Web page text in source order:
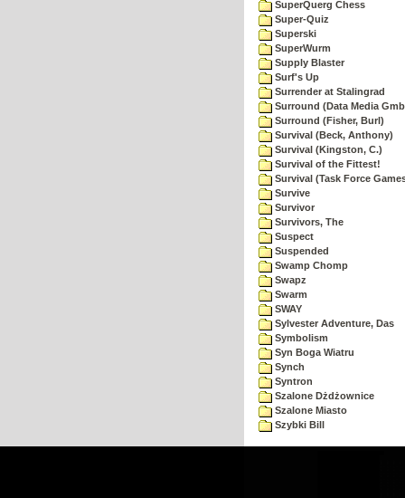
SuperQuerg Chess
Super-Quiz
Superski
SuperWurm
Supply Blaster
Surf's Up
Surrender at Stalingrad
Surround (Data Media
Surround (Fisher, Burl)
Survival (Beck, Anthony)
Survival (Kingston, C.)
Survival of the Fittest!
Survival (Task Force
Survive
Survivor
Survivors, The
Suspect
Suspended
Swamp Chomp
Swapz
Swarm
SWAY
Sylvester Adventure, Das
Symbolism
Syn Boga Wiatru
Synch
Syntron
Szalone Dżdżownice
Szalone Miasto
Szybki Bill